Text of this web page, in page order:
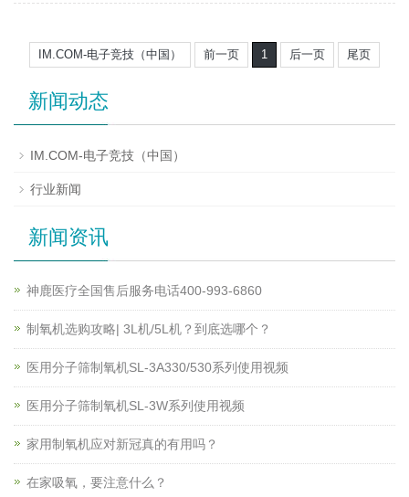
IM.COM-电子竞技（中国） 前一页 1 后一页 尾页
新闻动态
IM.COM-电子竞技（中国）
行业新闻
新闻资讯
神鹿医疗全国售后服务电话400-993-6860
制氧机选购攻略| 3L机/5L机？到底选哪个？
医用分子筛制氧机SL-3A330/530系列使用视频
医用分子筛制氧机SL-3W系列使用视频
家用制氧机应对新冠真的有用吗？
在家吸氧，要注意什么？